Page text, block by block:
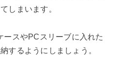
しまいます。
ースやPCスリーブに入れた
するようにしましょう。